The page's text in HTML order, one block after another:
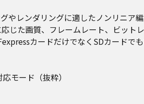
やレンダリングに適したノンリニア
じた画質、フレームレート、ビッ
カードだけでなくSDカードでも
モード（抜粋）